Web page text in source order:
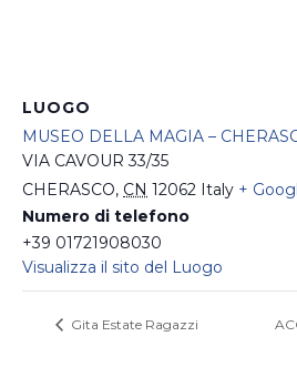
LUOGO
MUSEO DELLA MAGIA –
VIA CAVOUR 33/35
CHERASCO, CN 12062 Italy +
Numero di telefono
+39 01721908030
Visualizza il sito del Luogo
Gita Estate Ragazzi